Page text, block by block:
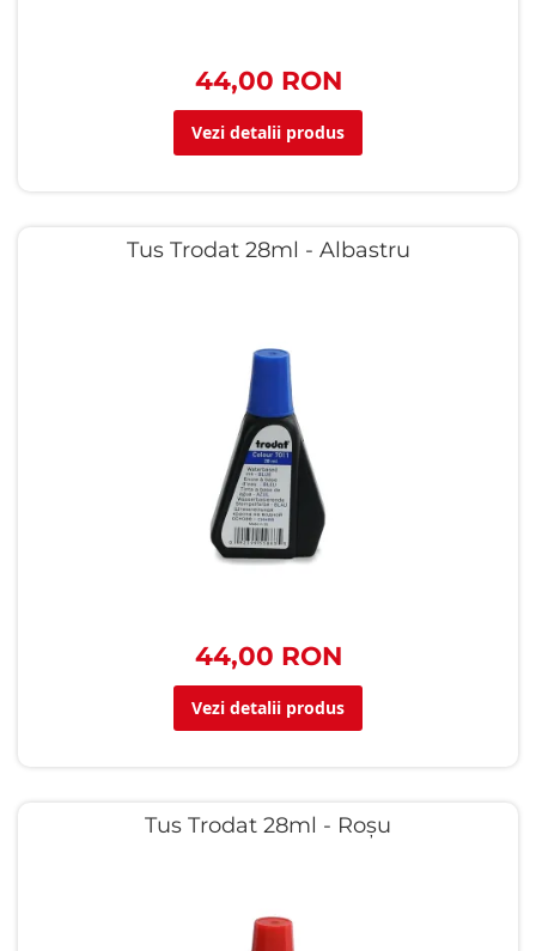
44,00 RON
Vezi detalii produs
Tus Trodat 28ml - Albastru
44,00 RON
Vezi detalii produs
Tus Trodat 28ml - Roșu